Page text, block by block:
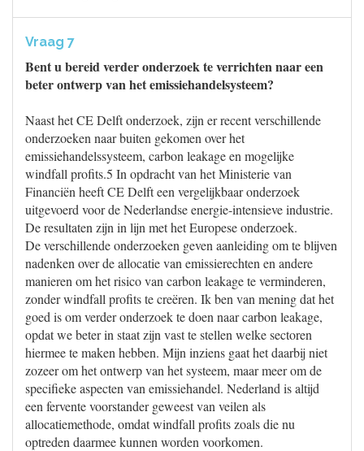
Vraag 7
Bent u bereid verder onderzoek te verrichten naar een
beter ontwerp van het emissiehandelsysteem?
Naast het CE Delft onderzoek, zijn er recent verschillende
onderzoeken naar buiten gekomen over het
emissiehandelssysteem, carbon leakage en mogelijke
windfall profits.5 In opdracht van het Ministerie van
Financiën heeft CE Delft een vergelijkbaar onderzoek
uitgevoerd voor de Nederlandse energie-intensieve industrie.
De resultaten zijn in lijn met het Europese onderzoek.
De verschillende onderzoeken geven aanleiding om te blijven
nadenken over de allocatie van emissierechten en andere
manieren om het risico van carbon leakage te verminderen,
zonder windfall profits te creëren. Ik ben van mening dat het
goed is om verder onderzoek te doen naar carbon leakage,
opdat we beter in staat zijn vast te stellen welke sectoren
hiermee te maken hebben. Mijn inziens gaat het daarbij niet
zozeer om het ontwerp van het systeem, maar meer om de
specifieke aspecten van emissiehandel. Nederland is altijd
een fervente voorstander geweest van veilen als
allocatiemethode, omdat windfall profits zoals die nu
optreden daarmee kunnen worden voorkomen.